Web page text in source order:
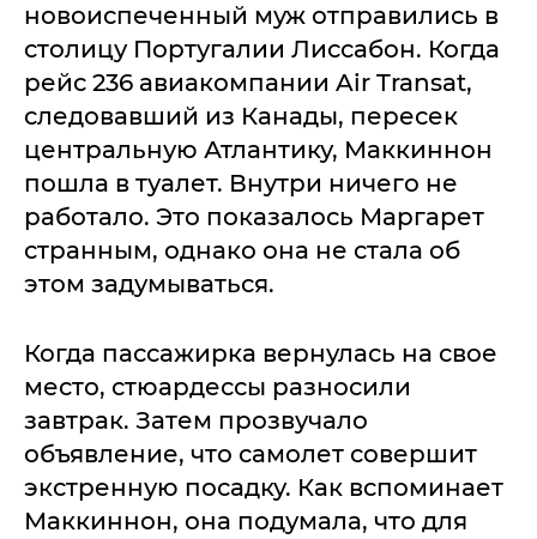
новоиспеченный муж отправились в
столицу Португалии Лиссабон. Когда
рейс 236 авиакомпании Air Transat,
следовавший из Канады, пересек
центральную Атлантику, Маккиннон
пошла в туалет. Внутри ничего не
работало. Это показалось Маргарет
странным, однако она не стала об
этом задумываться.
Когда пассажирка вернулась на свое
место, стюардессы разносили
завтрак. Затем прозвучало
объявление, что самолет совершит
экстренную посадку. Как вспоминает
Маккиннон, она подумала, что для